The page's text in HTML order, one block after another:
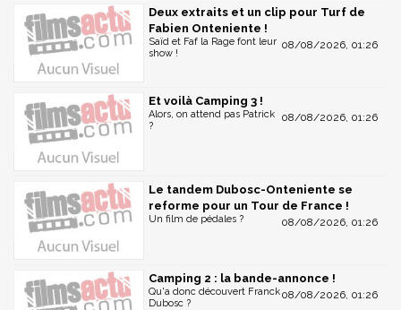
Deux extraits et un clip pour Turf de
Fabien Onteniente !
08/08/2026, 01:26
Saïd et Faf la Rage font leur
show !
Et voilà Camping 3 !
08/08/2026, 01:26
Alors, on attend pas Patrick
?
Le tandem Dubosc-Onteniente se
reforme pour un Tour de France !
08/08/2026, 01:26
Un film de pédales ?
Camping 2 : la bande-annonce !
08/08/2026, 01:26
Qu'a donc découvert Franck
Dubosc ?